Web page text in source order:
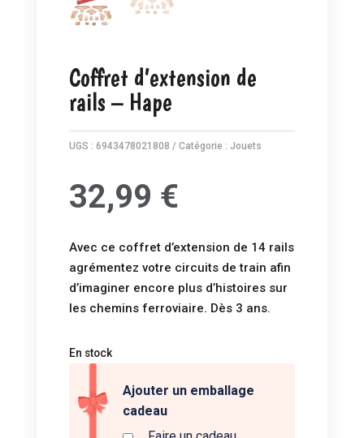
Coffret d’extension de
rails – Hape
UGS : 6943478021808 Catégorie : Jouets
32,99 €
Avec ce coffret d’extension de 14 rails
agrémentez votre circuits de train afin
d’imaginer encore plus d’histoires sur
les chemins ferroviaire. Dès 3 ans.
En stock
Ajouter un emballage
cadeau